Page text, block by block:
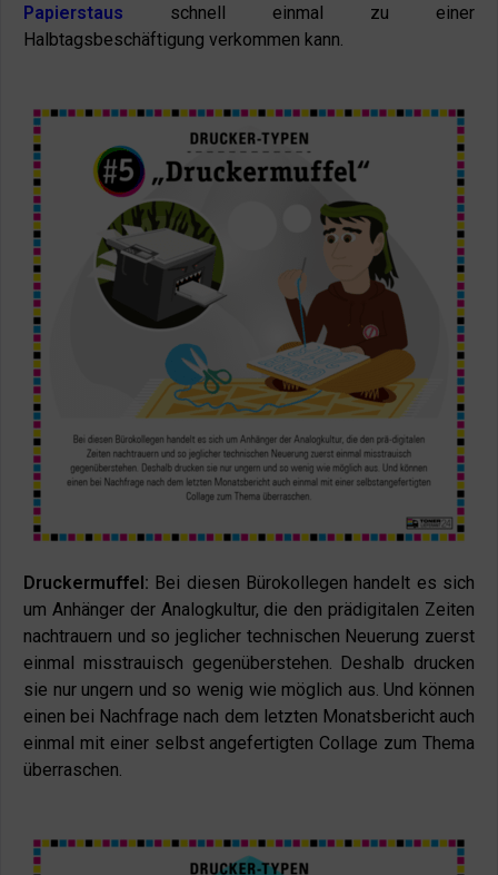
Papierstaus schnell einmal zu einer
Halbtagsbeschäftigung verkommen kann.
Druckermuffel: Bei diesen Bürokollegen handelt es sich
um Anhänger der Analogkultur, die den prädigitalen Zeiten
nachtrauern und so jeglicher technischen Neuerung zuerst
einmal misstrauisch gegenüberstehen. Deshalb drucken
sie nur ungern und so wenig wie möglich aus. Und können
einen bei Nachfrage nach dem letzten Monatsbericht auch
einmal mit einer selbst angefertigten Collage zum Thema
überraschen.